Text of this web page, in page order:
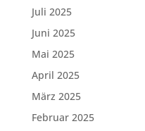
Juli 2025
Juni 2025
Mai 2025
April 2025
März 2025
Februar 2025